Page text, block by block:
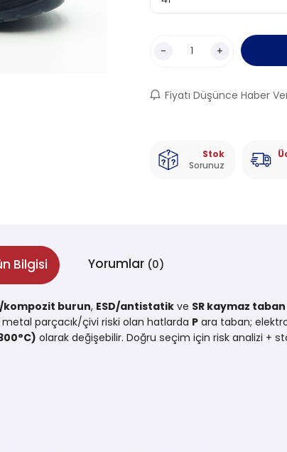
- +
Fiyatı Düşünce Haber
Stok
Sorunuz
Bilgisi Yorumlar (0)
kompozit burun, ESD/antistatik ve SR kaymaz taban
metal parçacık/çivi riski olan hatlarda P ara taban;
olarak değişebilir. Doğru seçim için risk analizi +